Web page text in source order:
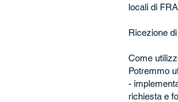
locali di
Ricezione
Come
Potremmo
-
richiesta e